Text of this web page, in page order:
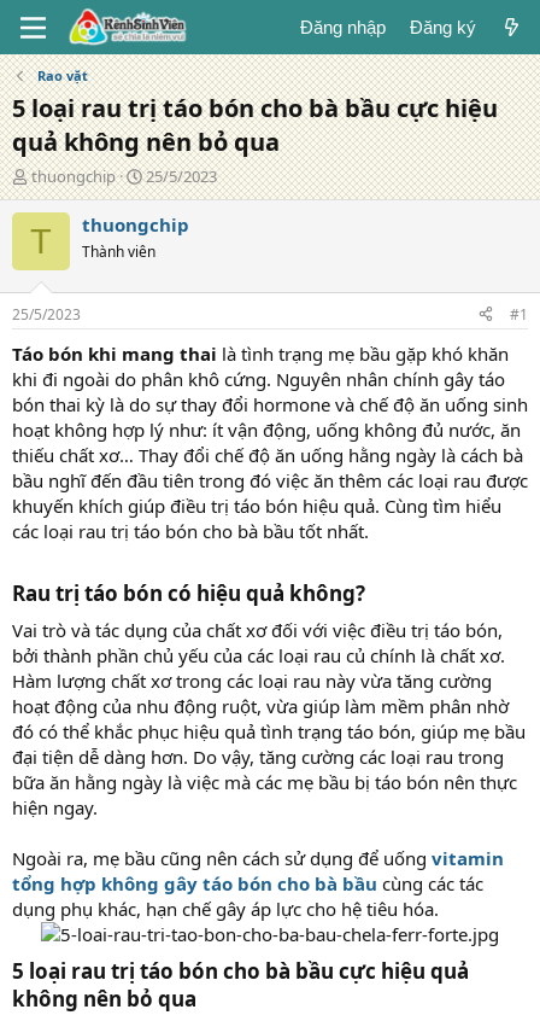
Đăng nhập Đăng ký
Rao vặt
5 loại rau trị táo bón cho bà bầu cực hiệu
quả không nên bỏ qua
T
á
c
ả
thuongchip
N
g
à
y
đ
g
25/5/2023
T thuongchip
Thành viên
25/5/2023 #1
Táo bón khi mang thai là tình trạng mẹ bầu gặp khó khăn
khi đi ngoài do phân khô cứng. Nguyên nhân chính gây táo
bón thai kỳ là do sự thay đổi hormone và chế độ ăn uống sinh
hoạt không hợp lý như: ít vận động, uống không đủ nước, ăn
thiếu chất xơ… Thay đổi chế độ ăn uống hằng ngày là cách bà
bầu nghĩ đến đầu tiên trong đó việc ăn thêm các loại rau được
khuyến khích giúp điều trị táo bón hiệu quả. Cùng tìm hiểu
các loại rau trị táo bón cho bà bầu tốt nhất.
Rau trị táo bón có hiệu quả không?​
Vai trò và tác dụng của chất xơ đối với việc điều trị táo bón,
bởi thành phần chủ yếu của các loại rau củ chính là chất xơ.
Hàm lượng chất xơ trong các loại rau này vừa tăng cường
hoạt động của nhu động ruột, vừa giúp làm mềm phân nhờ
đó có thể khắc phục hiệu quả tình trạng táo bón, giúp mẹ bầu
đại tiện dễ dàng hơn. Do vậy, tăng cường các loại rau trong
bữa ăn hằng ngày là việc mà các mẹ bầu bị táo bón nên thực
hiện ngay.
Ngoài ra, mẹ bầu cũng nên cách sử dụng để uống vitamin
tổng hợp không gây táo bón cho bà bầu cùng các tác
dụng phụ khác, hạn chế gây áp lực cho hệ tiêu hóa.
5 loại rau trị táo bón cho bà bầu cực hiệu quả
không nên bỏ qua​